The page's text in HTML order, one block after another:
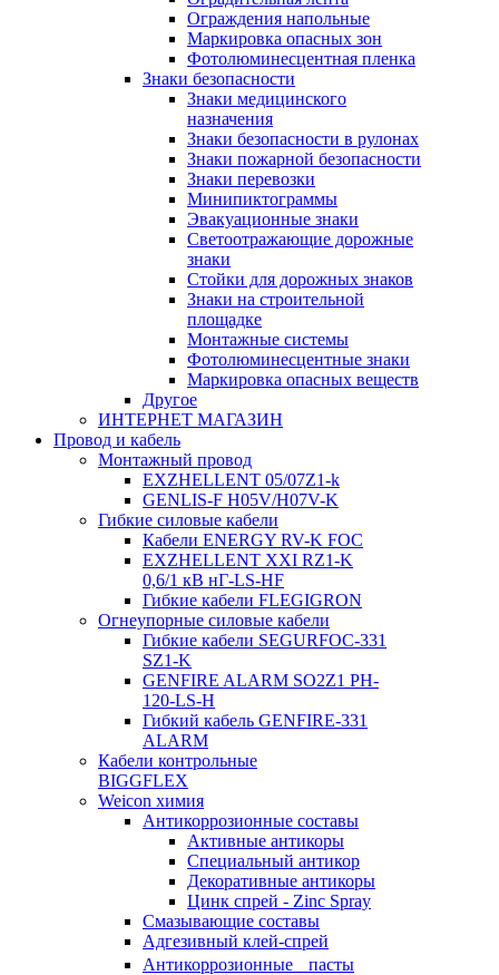
Ограждения напольные
Маркировка опасных зон
Фотолюминесцентная пленка
Знаки безопасности
Знаки медицинского
назначения
Знаки безопасности в рулонах
Знаки пожарной безопасности
Знаки перевозки
Минипиктограммы
Эвакуационные знаки
Светоотражающие дорожные
знаки
Стойки для дорожных знаков
Знаки на строительной
площадке
Монтажные системы
Фотолюминесцентные знаки
Маркировка опасных веществ
Другое
ИНТЕРНЕТ МАГАЗИН
Провод и кабель
Монтажный провод
EXZHELLENT 05/07Z1-k
GENLIS-F Н05V/H07V-K
Гибкие силовые кабели
Кабели ENERGY RV-K FOC
EXZHELLENT XXI RZ1-K
0,6/1 кВ нГ-LS-HF
Гибкие кабели FLEGIGRON
Огнеупорные силовые кабели
Гибкие кабели SEGURFOC-331
SZ1-K
GENFIRE ALARM SO2Z1 PH-
120-LS-H
Гибкий кабель GENFIRE-331
ALARM
Кабели контрольные
BIGGFLEX
Weicon химия
Антикоррозионные составы
Активные антикоры
Специальный антикор
Декоративные антикоры
Цинк спрей - Zinc Spray
Смазывающие составы
Адгезивный клей-спрей
Антикоррозионные пасты